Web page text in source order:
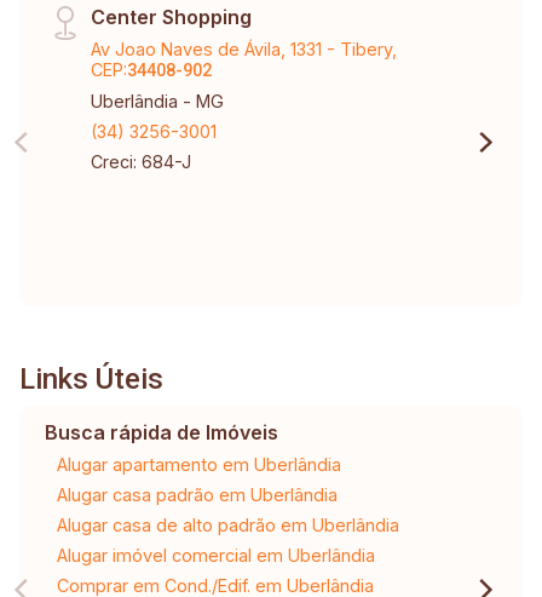
Center Shopping
Av Joao Naves de Ávila, 1331 - Tibery,
CEP:34408-902
Uberlândia - MG
(34) 3256-3001
Creci: 684-J
Links Úteis
Busca rápida de Imóveis
Alugar apartamento em Uberlândia
Alugar casa padrão em Uberlândia
Alugar casa de alto padrão em Uberlândia
Alugar imóvel comercial em Uberlândia
Comprar em Cond./Edif. em Uberlândia